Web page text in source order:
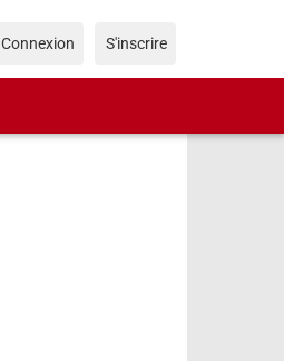
Connexion S'inscrire